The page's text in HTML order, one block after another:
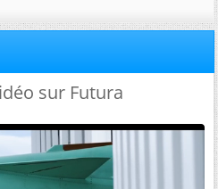
sur Futura